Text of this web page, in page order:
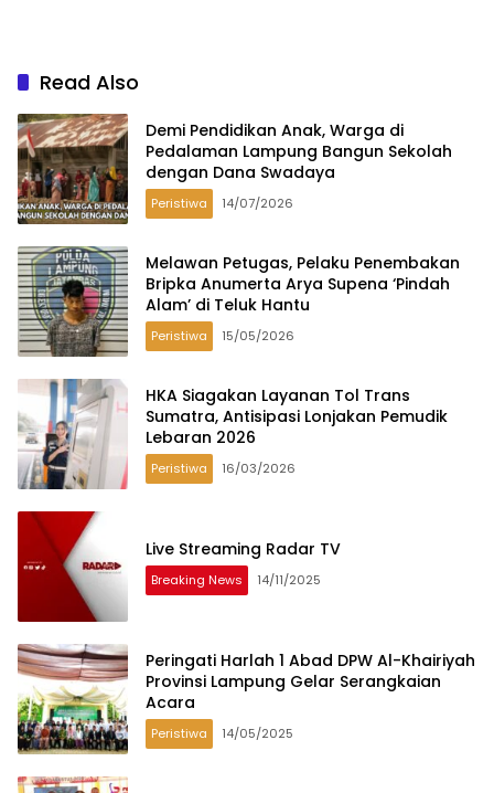
Read Also
Demi Pendidikan Anak, Warga di
Pedalaman Lampung Bangun Sekolah
dengan Dana Swadaya
Peristiwa 14/07/2026
Melawan Petugas, Pelaku Penembakan
Bripka Anumerta Arya Supena ‘Pindah
Alam’ di Teluk Hantu
Peristiwa 15/05/2026
HKA Siagakan Layanan Tol Trans
Sumatra, Antisipasi Lonjakan Pemudik
Lebaran 2026
Peristiwa 16/03/2026
Live Streaming Radar TV
Breaking News 14/11/2025
Peringati Harlah 1 Abad DPW Al-Khairiyah
Provinsi Lampung Gelar Serangkaian
Acara
Peristiwa 14/05/2025